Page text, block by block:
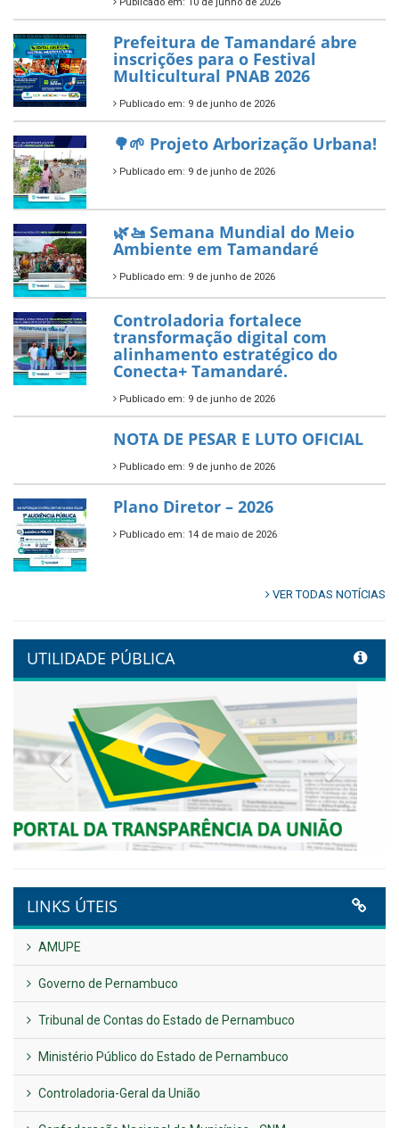
ÚLTIMAS NOTÍCIAS
Tamandaré conquista Selo
Diamante do Sebrae pelo
segundo ano consecutivo e
reafirma excelência no apoio ao
empreendedorismo.
Publicado em: 10 de junho de 2026
novos investimentos para
fortalecer a saúde pública do
município.
Publicado em: 10 de junho de 2026
Prefeitura de Tamandaré abre
inscrições para o Festival
Multicultural PNAB 2026
Publicado em: 9 de junho de 2026
🌳🌱 Projeto Arborização Urbana!
Publicado em: 9 de junho de 2026
🌿🚤 Semana Mundial do Meio
Ambiente em Tamandaré
alinhamento estratégico do
Conecta+ Tamandaré.
NOTA DE PESAR E LUTO OFICIAL
Publicado em: 9 de junho de 2026
Plano Diretor – 2026
Publicado em: 14 de maio de 2026
VER TODAS NOTÍCIAS
UTILIDADE PÚBLICA
Previous